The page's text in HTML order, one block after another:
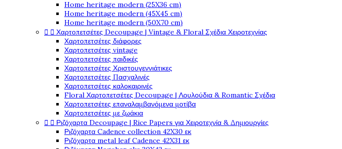
Home heritage modern (25X36 cm)
Home heritage modern (45X45 cm)
Home heritage modern (50X70 cm)
  Χαρτοπετσέτες Decoupage | Vintage & Floral Σχέδια Χειροτεχνίας
Χαρτοπετσέτες διάφορες
Χαρτοπετσέτες vintage
Χαρτοπετσέτες παιδικές
Χαρτοπετσέτες Χριστουγεννιάτικες
Χαρτοπετσέτες Πασχαλινές
Χαρτοπετσέτες καλοκαιρινές
Floral Χαρτοπετσέτες Decoupage | Λουλούδια & Romantic Σχέδια
Χαρτοπετσέτες επαναλαμβανόμενα μοτίβα
Χαρτοπετσέτες με ζωάκια
  Ριζόχαρτα Decoupage | Rice Papers για Χειροτεχνία & Δημιουργίες
Ριζόχαρτα Cadence collection 42X30 εκ
Ριζόχαρτα metal leaf Cadence 42X31 εκ